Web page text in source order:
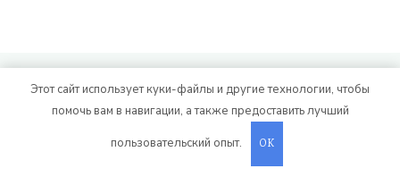
© Авторское право 2026 Vitality Life. Все права
защищены.CoachPress Lite | от автора
Blossom Themes. На платформеWordPress
Этот сайт использует куки-файлы и другие технологии, чтобы
помочь вам в навигации, а также предоставить лучший
пользовательский опыт.
OK